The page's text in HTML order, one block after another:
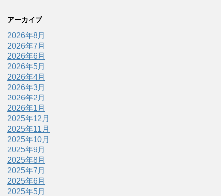
アーカイブ
2026年8月
2026年7月
2026年6月
2026年5月
2026年4月
2026年3月
2026年2月
2026年1月
2025年12月
2025年11月
2025年10月
2025年9月
2025年8月
2025年7月
2025年6月
2025年5月